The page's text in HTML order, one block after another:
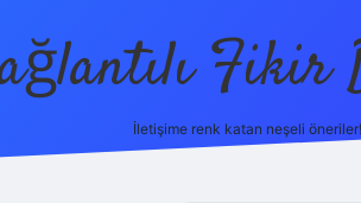
Fikir
İletişime renk katan neşeli öneriler!